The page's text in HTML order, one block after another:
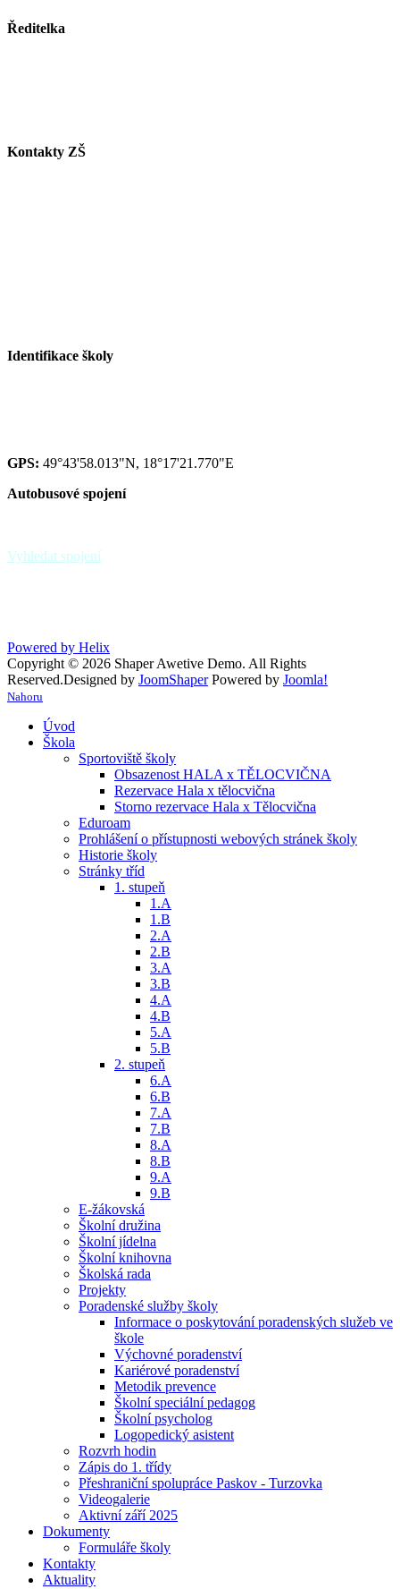
Ředitelka
Kontakty ZŠ
Identifikace školy
GPS: 49°43'58.013"N, 18°17'21.770"E
Autobusové spojení
Vyhledat spojení
Powered by Helix
Copyright © 2026 Shaper Awetive Demo. All Rights
Reserved.Designed by JoomShaper Powered by Joomla!
Nahoru
Úvod
Škola
Sportoviště školy
Obsazenost HALA x TĚLOCVIČNA
Rezervace Hala x tělocvična
Storno rezervace Hala x Tělocvična
Eduroam
Prohlášení o přístupnosti webových stránek školy
Historie školy
Stránky tříd
1. stupeň
1.A
1.B
2.A
2.B
3.A
3.B
4.A
4.B
5.A
5.B
2. stupeň
6.A
6.B
7.A
7.B
8.A
8.B
9.A
9.B
E-žákovská
Školní družina
Školní jídelna
Školní knihovna
Školská rada
Projekty
Poradenské služby školy
Informace o poskytování poradenských služeb ve
škole
Výchovné poradenství
Kariérové poradenství
Metodik prevence
Školní speciální pedagog
Školní psycholog
Logopedický asistent
Rozvrh hodin
Zápis do 1. třídy
Přeshraniční spolupráce Paskov - Turzovka
Videogalerie
Aktivní září 2025
Dokumenty
Formuláře školy
Kontakty
Aktuality